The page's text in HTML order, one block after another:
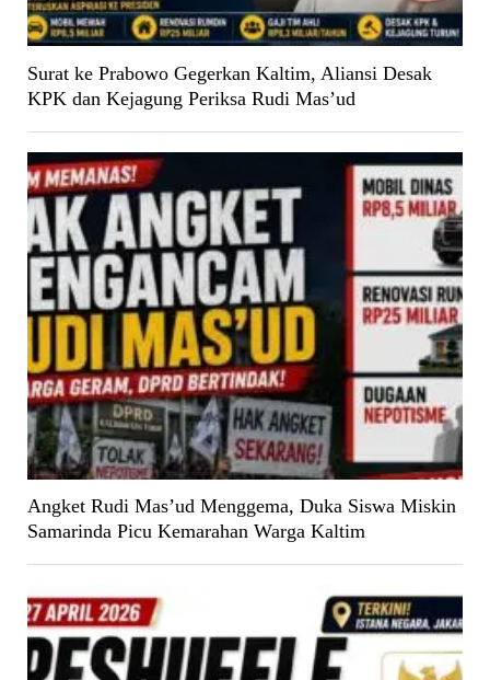
Surat ke Prabowo Gegerkan Kaltim, Aliansi Desak
KPK dan Kejagung Periksa Rudi Mas’ud
Angket Rudi Mas’ud Menggema, Duka Siswa Miskin
Samarinda Picu Kemarahan Warga Kaltim